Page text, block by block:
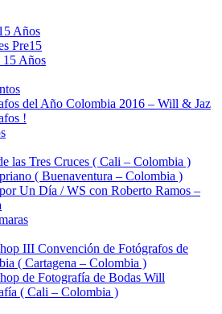
Años
Pre15
15 Años
del Año Colombia 2016 – Will & Jaz
!
las Tres Cruces ( Cali – Colombia )
( Buenaventura – Colombia )
Un Día / WS con Roberto Ramos –
III Convención de Fotógrafos de
( Cartagena – Colombia )
de Fotografía de Bodas Will
( Cali – Colombia )